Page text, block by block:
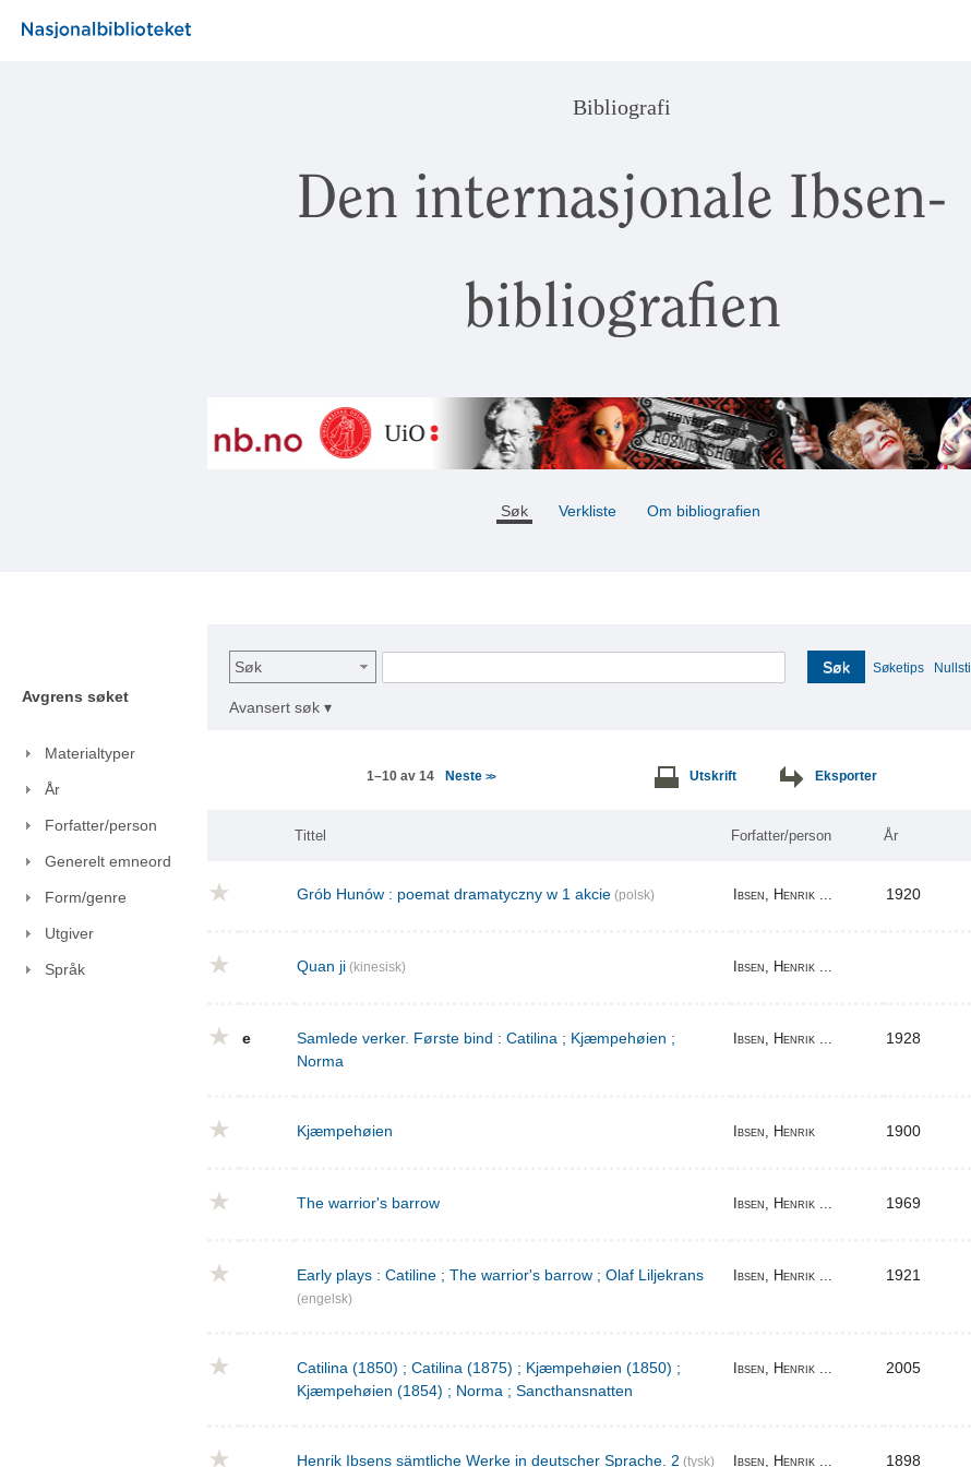
Bibliografi
Den internasjonale Ibsen-
bibliografien
Søk Verkliste Om bibliografien
Avgrens søket
Materialtyper
År
Forfatter/person
Generelt emneord
Form/genre
Utgiver
Språk
Søk Søk Søketips Nullstill
Avansert søk ▾
1–10 av 14 Neste>> Utskrift Eksporter
Tittel Forfatter/person År
Grób Hunów : poemat dramatyczny w 1 akcie (polsk) Ibsen, Henrik ... 1920
Quan ji (kinesisk) Ibsen, Henrik ...
e
Samlede verker. Første bind : Catilina ; Kjæmpehøien ;
Norma
Ibsen, Henrik ... 1928
Kjæmpehøien Ibsen, Henrik 1900
The warrior's barrow Ibsen, Henrik ... 1969
Early plays : Catiline ; The warrior's barrow ; Olaf Liljekrans
(engelsk)
Ibsen, Henrik ... 1921
Catilina (1850) ; Catilina (1875) ; Kjæmpehøien (1850) ;
Kjæmpehøien (1854) ; Norma ; Sancthansnatten
Ibsen, Henrik ... 2005
Henrik Ibsens sämtliche Werke in deutscher Sprache. 2 (tysk) Ibsen, Henrik ... 1898